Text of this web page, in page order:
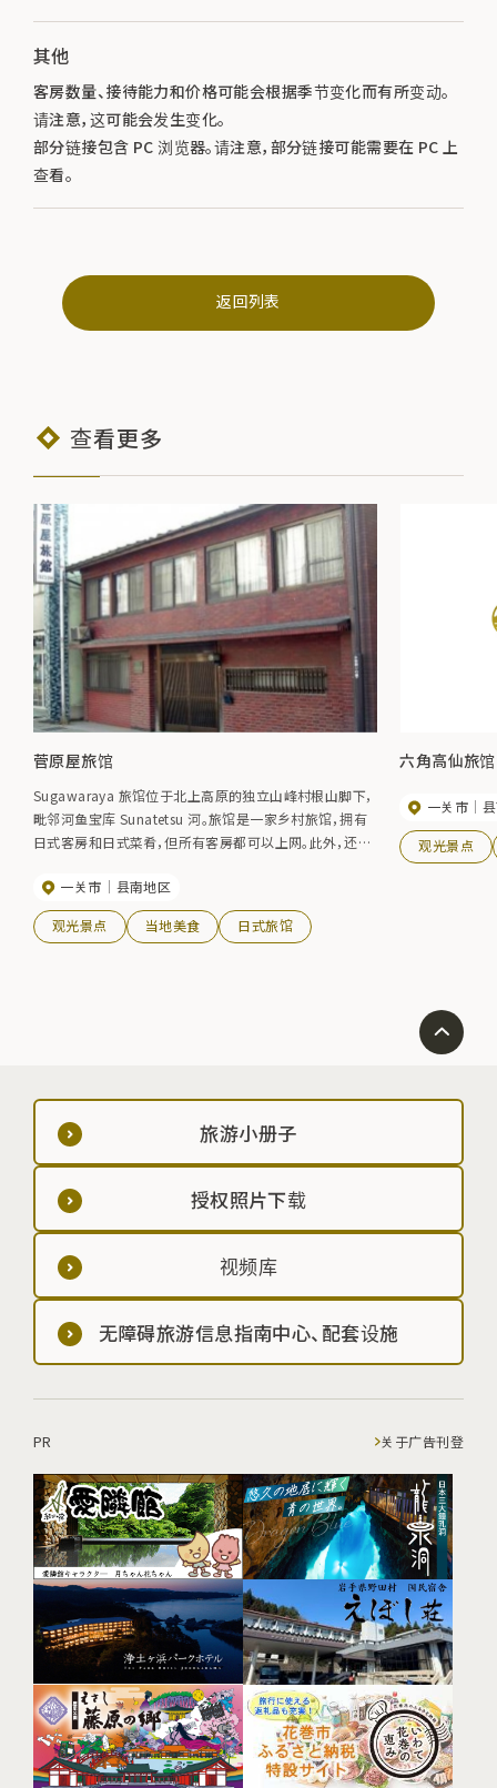
其他
客房数量、接待能力和价格可能会根据季节变化而有所变动。
请注意，这可能会发生变化。
部分链接包含 PC 浏览器。请注意，部分链接可能需要在 PC 上
查看。
返回列表
查看更多
菅原屋旅馆
Sugawaraya 旅馆位于北上高原的独立山峰村根山脚下，
毗邻河鱼宝库 Sunatetsu 河。旅馆是一家乡村旅馆，拥有
日式客房和日式菜肴，但所有客房都可以上网。此外，还有
一关市
县南地区
观光景点 当地美食 日式旅馆
六角高仙旅馆
一关市
观光景点
旅游小册子
授权照片下载
视频库
无障碍旅游信息指南中心、配套设施
PR 关于广告刊登